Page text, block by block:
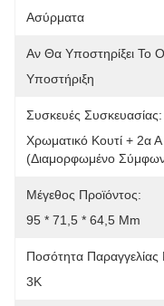
Ασύρματα
Αν Θα Υποστηρίξει Το
Υποστήριξη
Συσκευές Συσκευασίας:
Χρωματικό Κουτί + 2α
(διαμορφωμένο
Μέγεθος Προϊόντος:
95 * 71,5 * 64,5 Mm
Ποσότητα Παραγγελίας
3K